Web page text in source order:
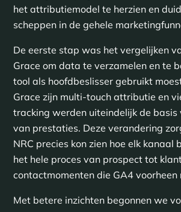
het attributiemodel te herzien en
scheppen in de gehele
De eerste stap was het vergelijken
Grace om data te verzamelen en te
tool als hoofdbeslisser gebruikt
Grace zijn multi-touch attributie en
tracking werden uiteindelijk de basis
van prestaties. Deze verandering
NRC precies kon zien hoe elk kanaal
het hele proces van prospect tot
contactmomenten die GA4 voorheen
Met betere inzichten begonnen we